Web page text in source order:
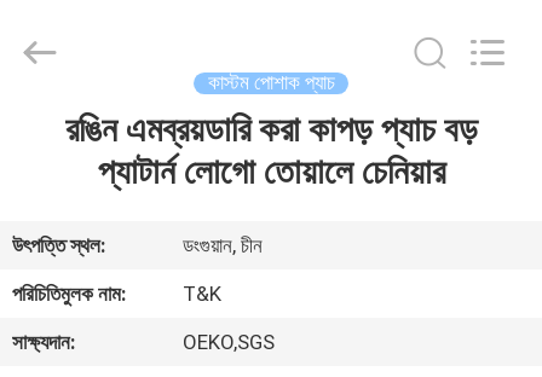
আমাদের
সম্পর্কে
Accessories
Co.,Ltd.
কাস্টম পোশাক প্যাচ
রঙিন এমব্রয়ডারি করা কাপড় প্যাচ বড়
প্যাটার্ন লোগো তোয়ালে চেনিয়ার
উৎপত্তি স্থল:
ডংগুয়ান, চীন
পরিচিতিমুলক নাম:
T&K
সাক্ষ্যদান:
OEKO,SGS